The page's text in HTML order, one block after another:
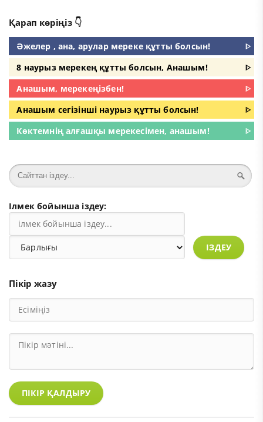
Қарап көріңіз 👇
Әжелер , ана, арулар мереке құтты болсын!
ᐈ
8 наурыз мерекең құтты болсын, Анашым!
ᐈ
Анашым, мерекеңізбен!
ᐈ
Анашым сегізінші наурыз құтты болсын!
ᐈ
Көктемнің алғашқы мерекесімен, анашым!
ᐈ
Ілмек бойынша іздеу:
ІЗДЕУ
Пікір жазу
ПІКІР ҚАЛДЫРУ